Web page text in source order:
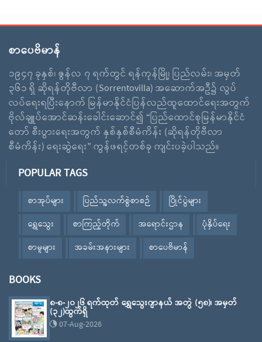
စာပေဗိမာန်
၁၉၄၇ ခုနှစ်၊ ဇွန်လ ၇ ရက်တွင် ရန်ကုန်မြို့၊ ပြည်လမ်း၊ အမှတ်
၃၆၁ ရှိ ဆိုရန်တိုဗီလာ (Sorrentovilla) အဆောက်အဦ၌ လွပ်
လပ်ရေးရပြီးနောက် မြန်မာနိုင်ငံပြန်လည်ထူထောင်ရေးအတွက်
ဗိုလ်ချူပ်အောင်ဆန်းခေါင်းဆောင်၍ “ပြည်ထောင်စုမြန်မာနိုင်ငံ
တော် စီးပွားရေးအတွက် နှစ်နှစ်စီမံကိန်း (ဆိုရန်တိုဗီလာ
စီမံကိန်း) ရေးဆွဲရေး” ကွန်ဖရင့်တစ်ခု ကျင်းပခဲ့ပါသည်။
POPULAR TAGS
စာအုပ်များ ပြည်သူ့လက်စွဲစာစဉ်
ပြိုင်ပွဲများ
ရွှေသွေး
စာကြည့်တိုက် အရောင်းဌာန
ပုံနှိပ်ရေး
စာမူများ
အခမ်းအနားများ စာပေဗိမာန်
BOOKS
၈-၈-၂၀၂၆ ရက်ထုတ် ရွှေသွေးဂျာနယ် အတွဲ (၅၈)၊ အမှတ်
(၃၂)ထွက်ရှိ
07-Aug-2026